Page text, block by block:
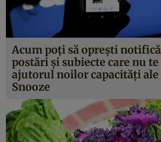
Acum poţi să opreşti
postări şi subiecte care nu
ajutorul noilor capacităţi
Snooze